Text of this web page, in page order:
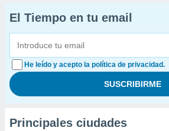
El Tiempo en tu email
He leído y acepto la política de privacidad.
Principales ciudades